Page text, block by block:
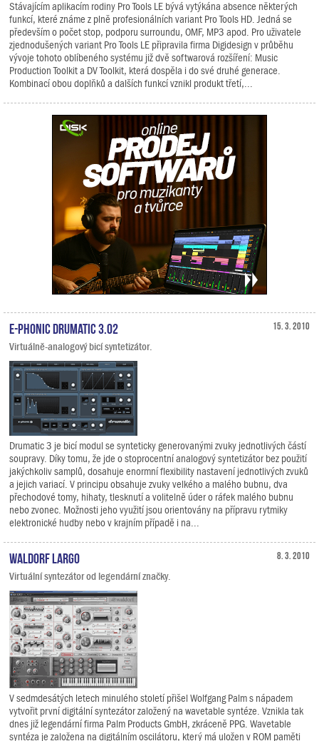
Stávajícím aplikacím rodiny Pro Tools LE bývá vytýkána absence některých
funkcí, které známe z plně profesionálních variant Pro Tools HD. Jedná se
především o počet stop, podporu surroundu, OMF, MP3 apod. Pro uživatele
zjednodušených variant Pro Tools LE připravila firma Digidesign v průběhu
vývoje tohoto oblíbeného systému již dvě softwarová rozšíření: Music
Production Toolkit a DV Toolkit, která dospěla i do své druhé generace.
Kombinací obou doplňků a dalších funkcí vznikl produkt třetí,...
15. 3. 2010
E-Phonic Drumatic 3.02
Virtuálně-analogový bicí syntetizátor.
Drumatic 3 je bicí modul se synteticky generovanými zvuky jednotlivých částí
soupravy. Díky tomu, že jde o stoprocentní analogový syntetizátor bez použití
jakýchkoliv samplů, dosahuje enormní flexibility nastavení jednotlivých zvuků
a jejich variací. V principu obsahuje zvuky velkého a malého bubnu, dva
přechodové tomy, hihaty, tlesknutí a volitelně úder o ráfek malého bubnu
nebo zvonec. Možnosti jeho využití jsou orientovány na přípravu rytmiky
elektronické hudby nebo v krajním případě i na...
8. 3. 2010
Waldorf Largo
Virtuální syntezátor od legendární značky.
V sedmdesátých letech minulého století přišel Wolfgang Palm s nápadem
vytvořit první digitální syntezátor založený na wavetable syntéze. Vznikla tak
dnes již legendární firma Palm Products GmbH, zkráceně PPG. Wavetable
syntéza je založena na digitálním oscilátoru, který má uložen v ROM paměti